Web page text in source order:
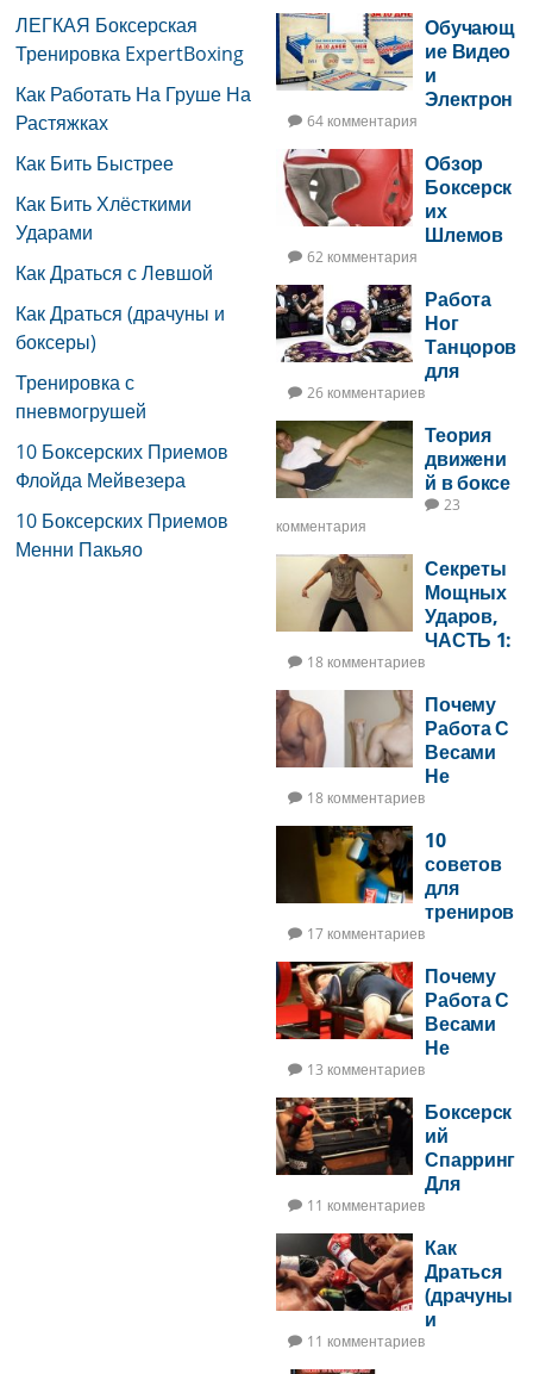
ЛЕГКАЯ Боксерская
Тренировка ExpertBoxing
Как Работать На Груше На
Растяжках
Как Бить Быстрее
Как Бить Хлёсткими
Ударами
Как Драться с Левшой
Как Драться (драчуны и
боксеры)
Тренировка с
пневмогрушей
10 Боксерских Приемов
Флойда Мейвезера
10 Боксерских Приемов
Менни Пакьяо
Обучающ
ие Видео
и
Электрон
64 комментария
Обзор
Боксерск
их
Шлемов
62 комментария
Работа
Ног
Танцоров
для
26 комментариев
Теория
движени
й в боксе
23
комментария
Секреты
Мощных
Ударов,
ЧАСТЬ 1:
На 2 Ноги
18 комментариев
Почему
Работа С
Весами
Не
Мощь —
ЧАСТЬ 2
18 комментариев
10
советов
для
трениров
ом мешке
17 комментариев
Почему
Работа С
Весами
Не
Мощь
13 комментариев
Боксерск
ий
Спарринг
Для
11 комментариев
Как
Драться
(драчуны
и
11 комментариев